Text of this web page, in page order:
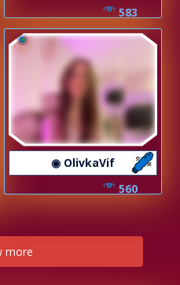
583
◉ OlivkaVif
560
more